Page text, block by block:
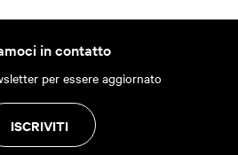
in contatto
per essere aggiornato
ISCRIVITI